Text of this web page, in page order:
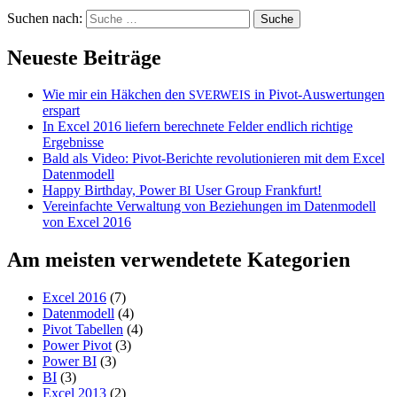
Suchen nach:
Neueste Beiträge
Wie mir ein Häkchen den SVERWEIS in Pivot-Auswertungen
erspart
In Excel 2016 liefern berechnete Felder endlich richtige
Ergebnisse
Bald als Video: Pivot-Berichte revolutionieren mit dem Excel
Datenmodell
Happy Birthday, PowerBI User Group Frankfurt!
Vereinfachte Verwaltung von Beziehungen im Datenmodell
von Excel 2016
Am meisten verwendetete Kategorien
Excel 2016 (7)
Datenmodell (4)
Pivot Tabellen (4)
Power Pivot (3)
Power BI (3)
BI (3)
Excel 2013 (2)